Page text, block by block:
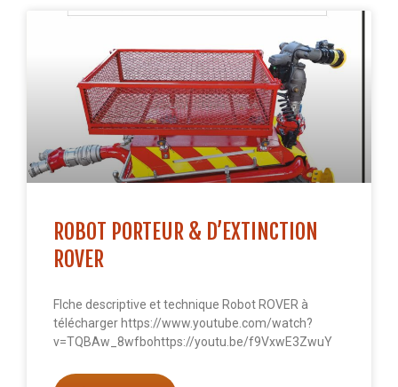
ROBOT PORTEUR & D’EXTINCTION
ROVER
FIche descriptive et technique Robot ROVER à
télécharger https://www.youtube.com/watch?
v=TQBAw_8wfbohttps://youtu.be/f9VxwE3ZwuY